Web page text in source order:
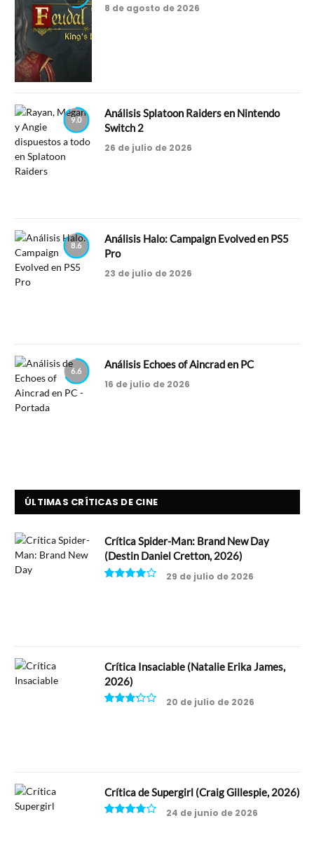
8 de agosto de 2026
9.0
Análisis Splatoon Raiders en Nintendo
Switch 2
26 de julio de 2026
8.6
Análisis Halo: Campaign Evolved en PS5
Pro
23 de julio de 2026
6.6
Análisis Echoes of Aincrad en PC
16 de julio de 2026
ÚLTIMAS CRÍTICAS DE CINE
Crítica Spider-Man: Brand New Day
(Destin Daniel Cretton, 2026)
29 de julio de 2026
Crítica Insaciable (Natalie Erika James,
2026)
20 de julio de 2026
Crítica de Supergirl (Craig Gillespie, 2026)
24 de junio de 2026